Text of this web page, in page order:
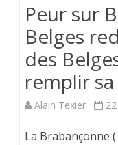
Peur sur
Belges
des
remplir
Alain Texier
La Brabançonne